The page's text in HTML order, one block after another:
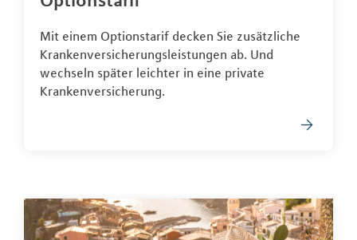
Mit einem Optionstarif decken Sie zusätzliche
Krankenversicherungsleistungen ab. Und
wechseln später leichter in eine private
Krankenversicherung.